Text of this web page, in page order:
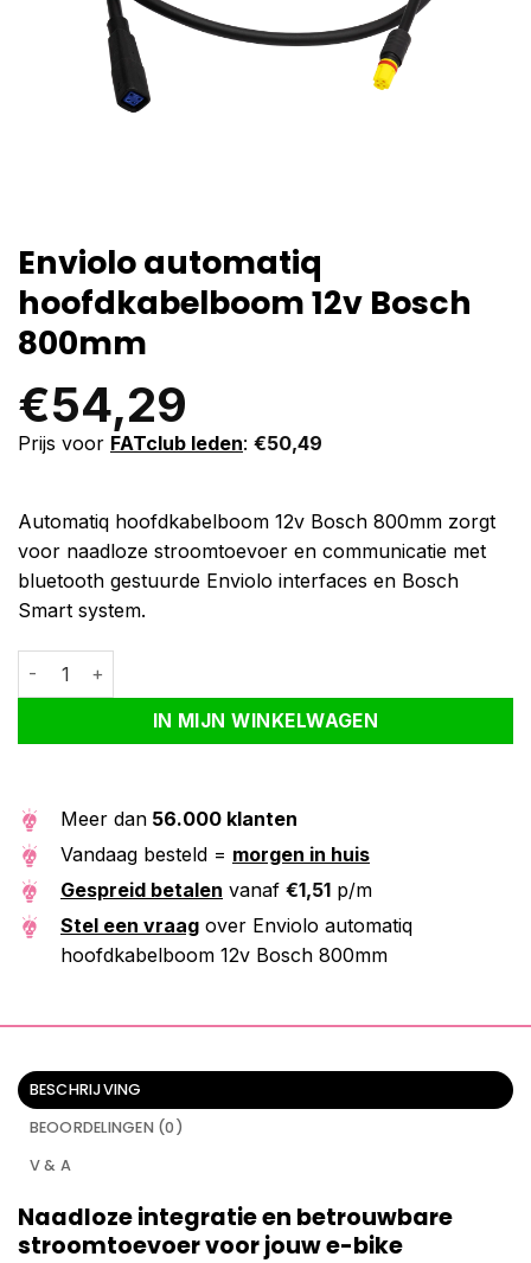
Enviolo automatiq
hoofdkabelboom 12v Bosch
800mm
€54,29
Prijs voor FATclub leden: €50,49
Automatiq hoofdkabelboom 12v Bosch 800mm zorgt
voor naadloze stroomtoevoer en communicatie met
bluetooth gestuurde Enviolo interfaces en Bosch
Smart system.
Enviolo automatiq hoofdkabelboom 12v Bosch 800mm aantal
IN MIJN WINKELWAGEN
Alternative:
Meer dan 56.000 klanten
Vandaag besteld = morgen in huis
Gespreid betalen vanaf €1,51 p/m
Stel een vraag over Enviolo automatiq
hoofdkabelboom 12v Bosch 800mm
BESCHRIJVING
BEOORDELINGEN (0)
V & A
Naadloze integratie en betrouwbare
stroomtoevoer voor jouw e-bike